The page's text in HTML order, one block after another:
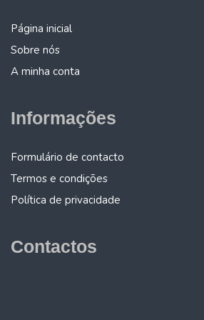
Página inicial
Sobre nós
A minha conta
Informações
Formulário de contacto
Termos e condições
Política de privacidade
Contactos